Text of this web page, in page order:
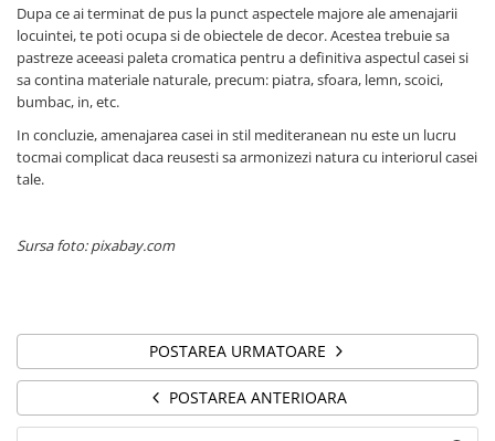
Dupa ce ai terminat de pus la punct aspectele majore ale amenajarii
locuintei, te poti ocupa si de obiectele de decor. Acestea trebuie sa
pastreze aceeasi paleta cromatica pentru a definitiva aspectul casei si
sa contina materiale naturale, precum: piatra, sfoara, lemn, scoici,
bumbac, in, etc.
In concluzie, amenajarea casei in stil mediteranean nu este un lucru
tocmai complicat daca reusesti sa armonizezi natura cu interiorul casei
tale.
Sursa foto: pixabay.com
POSTAREA URMATOARE
POSTAREA ANTERIOARA